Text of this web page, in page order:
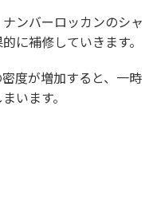
ンバーロッカンのシャ
に補修していきます。
度が増加すると、一時
います。